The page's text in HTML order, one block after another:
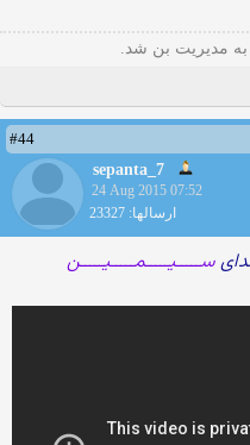
به مدیریت بن شد.
#44
sepanta_7
24 Aug 2015 07:52
ارسالها: 23327
ســـــیـــــمـــــیـــــن